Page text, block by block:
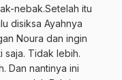
nebak.Setelah itu
disiksa Ayahnya
Noura dan ingin
saja. Tidak lebih.
Dan nantinya ini